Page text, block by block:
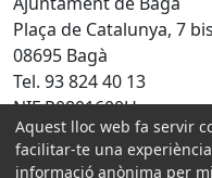
Plaça de Catalunya, 7 bis
08695 Bagà
Tel. 93 824 40 13
NIF P0801600H
Amb la col·laboració de:
Aquest lloc web fa servir
facilitar-te una
informació anònima per